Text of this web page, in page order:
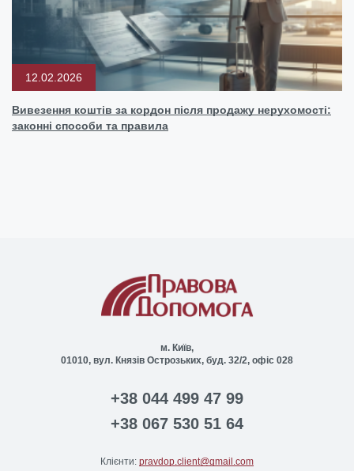
12.02.2026
Вивезення коштів за кордон після продажу нерухомості:
законні способи та правила
м. Київ,
01010, вул. Князів Острозьких, буд. 32/2, офіс 028
+38 044 499 47 99
+38 067 530 51 64
Клієнти: pravdop.client@gmail.com